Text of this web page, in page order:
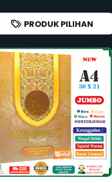
PRODUK PILIHAN